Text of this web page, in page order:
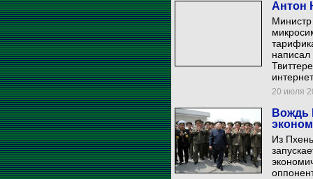
Антон
20 июля
Вождь
Из